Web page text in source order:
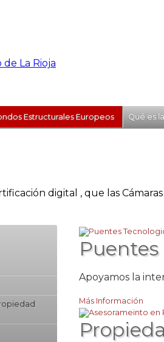
Estructurales Europeos Qué es
digital , que las
Apoyamos la
Más Información